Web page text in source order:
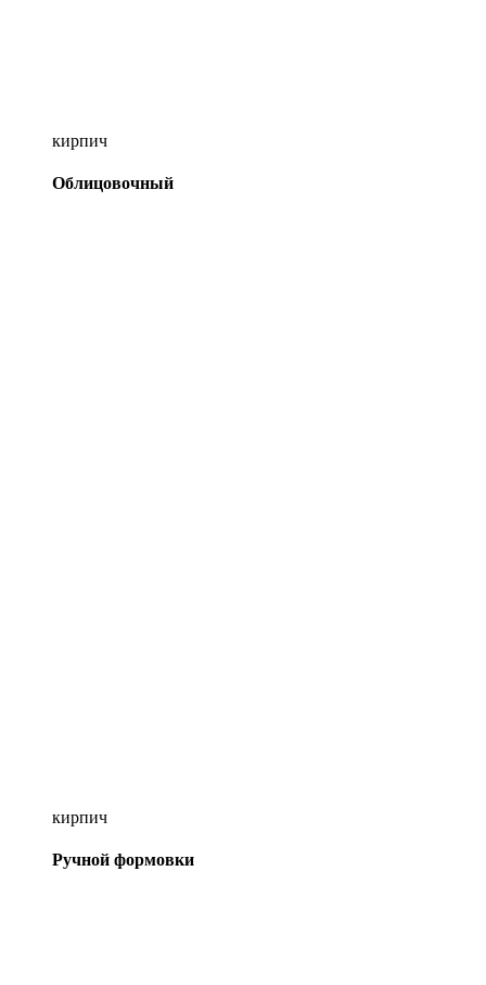
кирпич
Облицовочный
кирпич
Ручной формовки